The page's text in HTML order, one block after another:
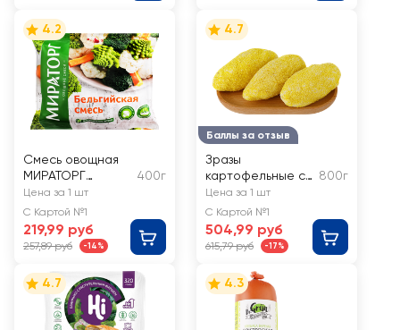
4.2
Смесь овощная
МИРАТОРГ
Бельгийская
400г
Цена за 1 шт
С Картой №1
219,99 руб
257,89 руб -14%
Баллы за отзыв
4.7
Зразы
картофельные с
грибами ЛЕНТА
FRESH
800г
Цена за 1 шт
С Картой №1
504,99 руб
615,79 руб -17%
4.7 4.3